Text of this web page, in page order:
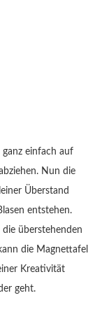
einfach auf
Nun die
Überstand
entstehen.
überstehenden
die Magnettafel
Kreativität
geht.